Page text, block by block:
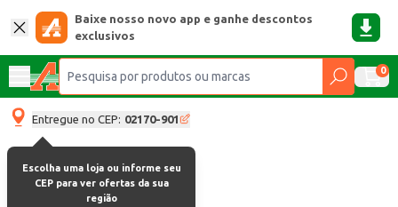
Baixe nosso novo app e ganhe descontos
exclusivos
0
Entregue no CEP: 02170-901
Escolha uma loja ou informe seu
CEP para ver ofertas da sua
região